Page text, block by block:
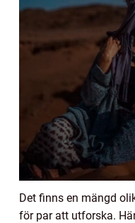
Det finns en mängd
för par att utforska.